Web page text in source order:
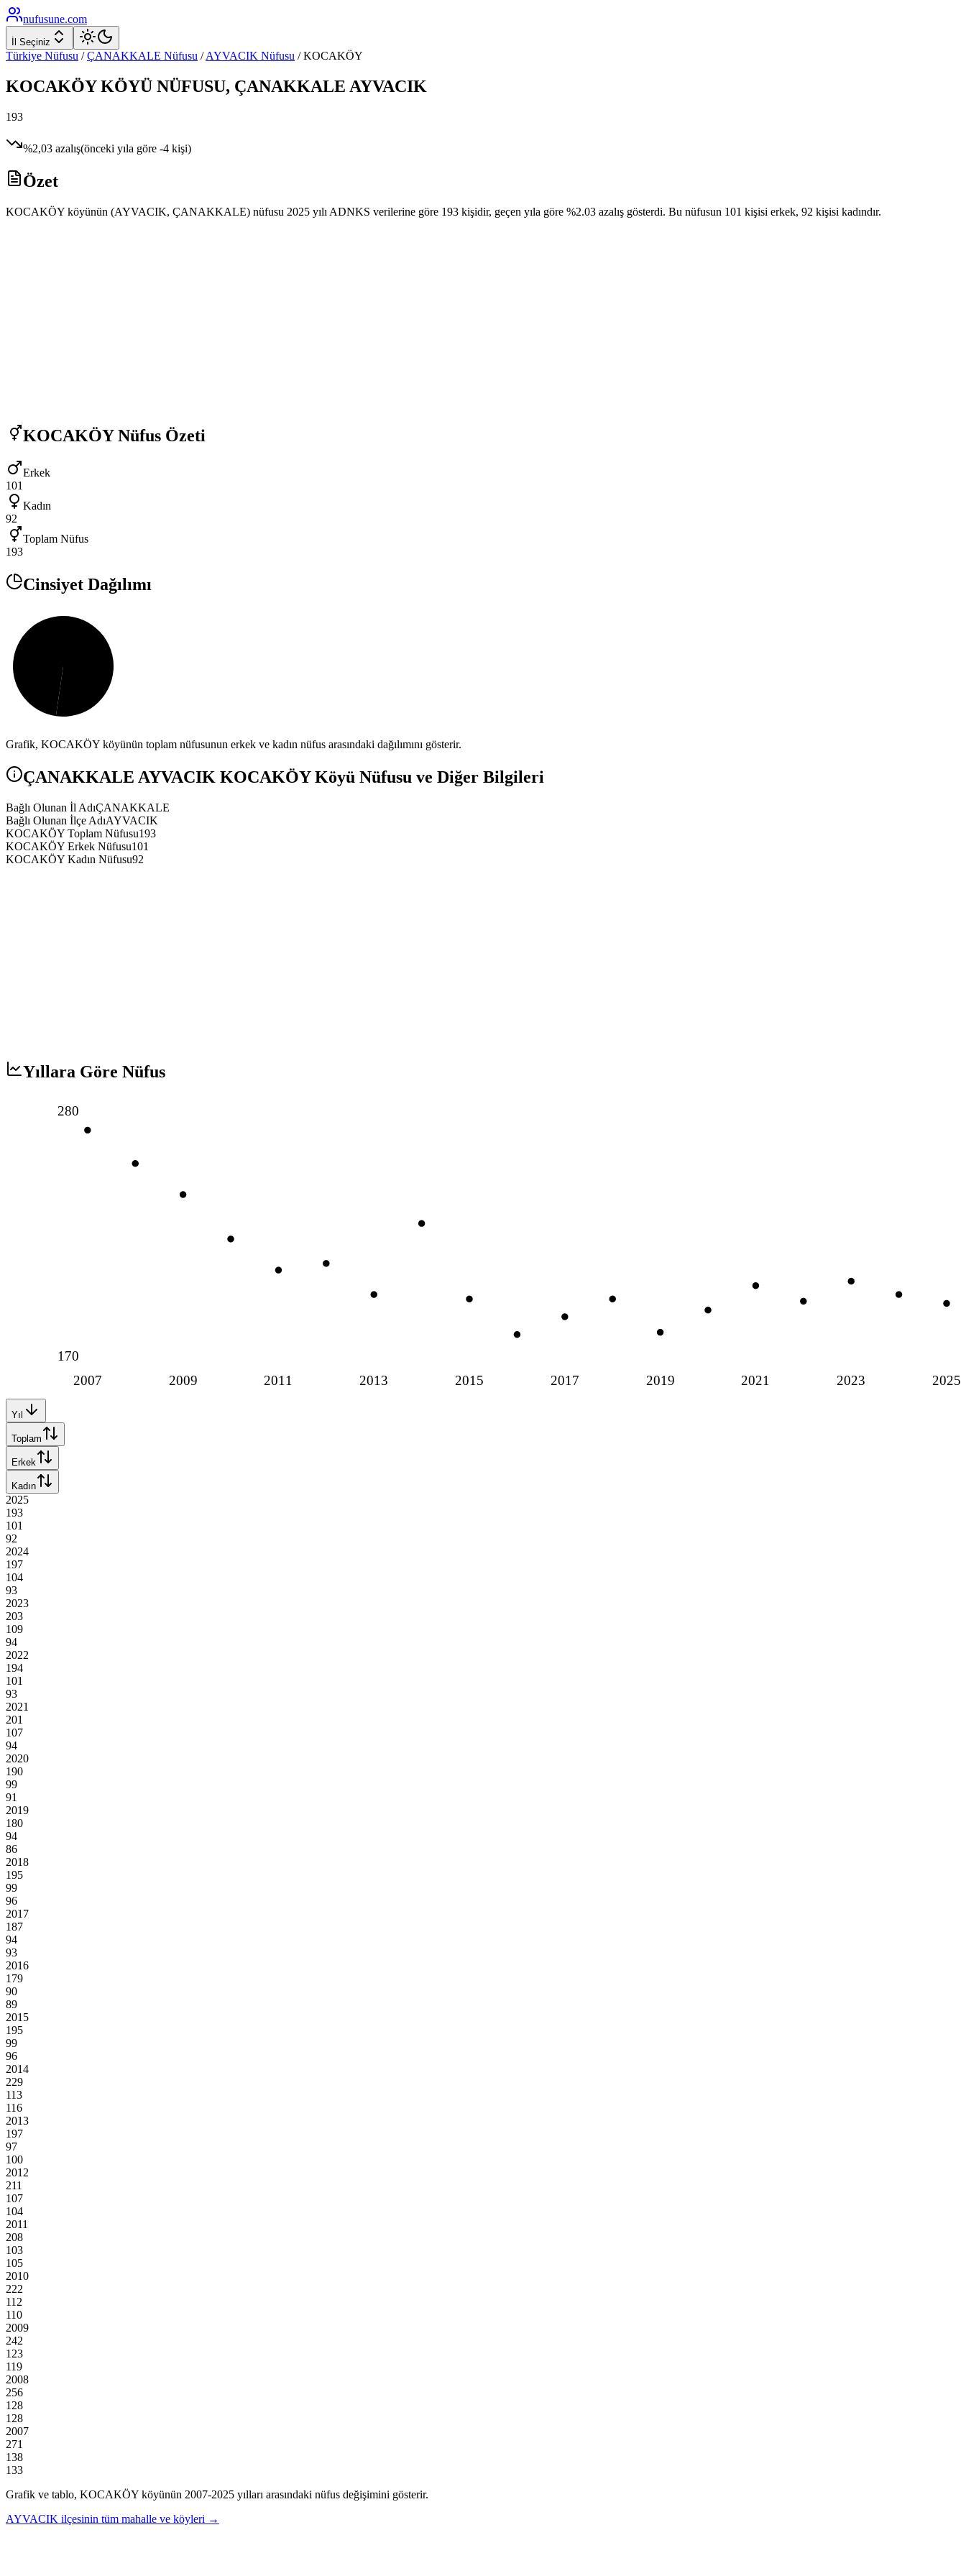
nufusune.com
İl Seçiniz
Türkiye Nüfusu / ÇANAKKALE Nüfusu / AYVACIK Nüfusu /KOCAKÖY
KOCAKÖYKÖYÜ NÜFUSU, ÇANAKKALE AYVACIK
193
%2,03 azalış(önceki yıla göre -4 kişi)
Özet
KOCAKÖY köyünün (AYVACIK, ÇANAKKALE) nüfusu 2025 yılı ADNKS verilerine göre 193 kişidir, geçen yıla göre %2.03 azalış gösterdi. Bu nüfusun 101 kişisi erkek, 92 kişisi kadındır.
KOCAKÖYNüfus Özeti
Erkek
101
Kadın
92
Toplam Nüfus
193
Cinsiyet Dağılımı
Grafik, KOCAKÖY köyünün toplam nüfusunun erkek ve kadın nüfus arasındaki dağılımını gösterir.
ÇANAKKALE AYVACIK KOCAKÖYKöyü Nüfusu ve Diğer Bilgileri
Bağlı Olunan İl AdıÇANAKKALE
Bağlı Olunan İlçe AdıAYVACIK
KOCAKÖY Toplam Nüfusu193
KOCAKÖY Erkek Nüfusu101
KOCAKÖY Kadın Nüfusu92
Yıllara Göre Nüfus
2007 2009 2011 2013 2015 2017 2019 2021 2023 2025
280
170
Yıl
Toplam
Erkek
Kadın
2025
193
101
92
2024
197
104
93
2023
203
109
94
2022
194
101
93
2021
201
107
94
2020
190
99
91
2019
180
94
86
2018
195
99
96
2017
187
94
93
2016
179
90
89
2015
195
99
96
2014
229
113
116
2013
197
97
100
2012
211
107
104
2011
208
103
105
2010
222
112
110
2009
242
123
119
2008
256
128
128
2007
271
138
133
Grafik ve tablo, KOCAKÖY köyünün 2007-2025 yılları arasındaki nüfus değişimini gösterir.
AYVACIK ilçesinin tüm mahalle ve köyleri →